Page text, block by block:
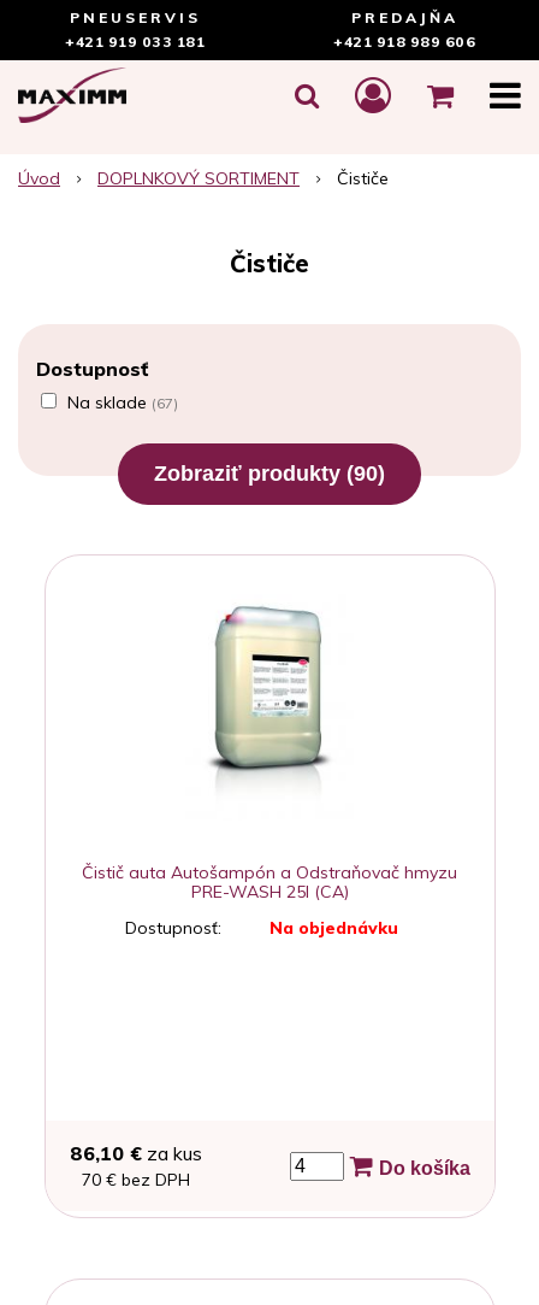
PNEUSERVIS
+421 919 033 181
PREDAJŇA
+421 918 989 606
Úvod DOPLNKOVÝ SORTIMENT Čističe
Čističe
Dostupnosť
Na sklade (67)
Zobraziť produkty (90)
Čistič auta Autošampón a Odstraňovač hmyzu
PRE-WASH 25l (CA)
Dostupnosť:
Na objednávku
86,10 €za kus
70 € bez DPH
Do košíka